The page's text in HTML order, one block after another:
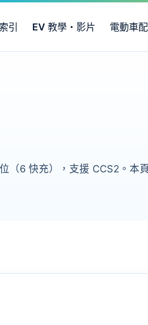
引 EV 教學・影片 電動車
（6 快充），支援 CCS2。本